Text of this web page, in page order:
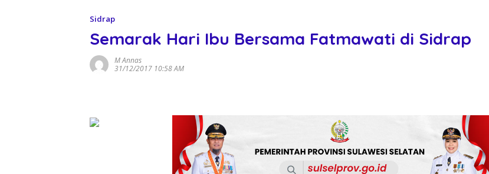
Sidrap
Semarak Hari Ibu Bersama Fatmawati di Sidrap
M Annas
31/12/2017 10:58 AM